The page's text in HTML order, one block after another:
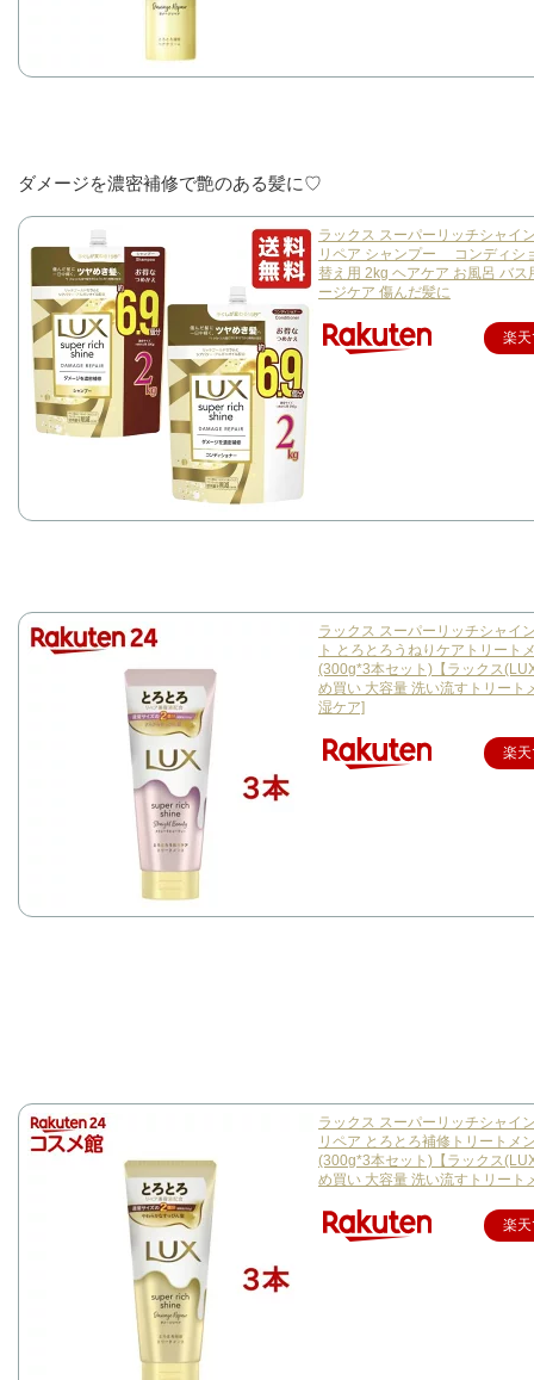
ダメージを濃密補修で艶のある髪に♡
ラックス スーパーリッチシャイ
リペア シャンプー コンディシ
替え用 2kg ヘアケア お風呂 バス
ージケア 傷んだ髪に
楽
ラックス スーパーリッチシャイ
ト とろとろうねりケアトリート
(300g*3本セット)【ラックス
め買い 大容量 洗い流すトリート
湿ケア]
楽
ラックス スーパーリッチシャイ
リペア とろとろ補修トリートメ
(300g*3本セット)【ラックス
め買い 大容量 洗い流すトリート
楽